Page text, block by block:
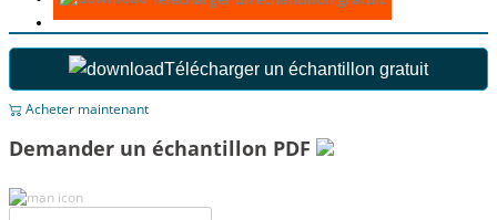
Télécharger un échantillon gratuit
Acheter maintenant
Demander un échantillon PDF